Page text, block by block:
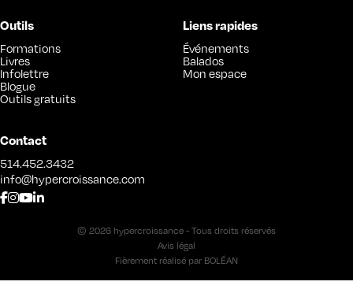
Outils
Formations
Livres
Infolettre
Blogue
Outils gratuits
Liens rapides
Événements
Balados
Mon espace
Contact
514.452.3432
info@hypercroissance.com
© 2026 hypercroissance - Tous droits réservés
Avis légal
Fièrement réalisé par BOLÉAN